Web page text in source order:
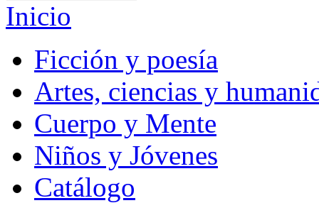
Inicio
Ficción y poesía
Artes, ciencias y
Cuerpo y Mente
Niños y Jóvenes
Catálogo